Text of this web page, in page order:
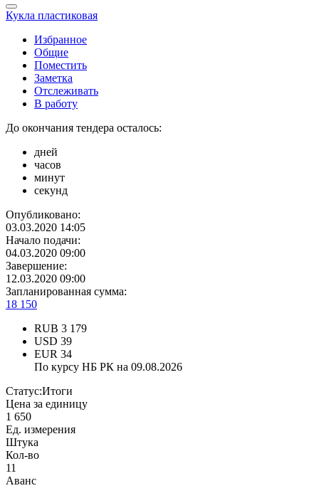
Кукла пластиковая
Избранное
Общие
Поместить
Заметка
Отслеживать
В работу
До окончания тендера осталось:
дней
часов
минут
секунд
Опубликовано:
03.03.2020 14:05
Начало подачи:
04.03.2020 09:00
Завершение:
12.03.2020 09:00
Запланированная сумма:
18 150
RUB 3 179
USD 39
EUR 34
По курсу НБ РК на 09.08.2026
Статус:Итоги
Цена за единицу
1 650
Ед. измерения
Штука
Кол-во
11
Аванс